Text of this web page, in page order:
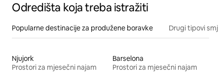
Odredišta koja treba istražiti
Popularne destinacije za produžene boravke Drugi tipovi
Njujork
Prostori za mjesečni najam
Barselona
Prostori za mjesečni najam